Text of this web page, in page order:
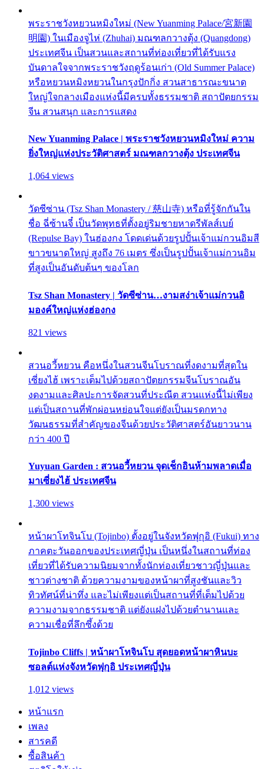
พระราชวังหยวนหมิงใหม่ (New Yuanming Palace/宮新園
明園) ในเมืองจูไห่ (Zhuhai) มณฑลกวางตุ้ง (Quangdong)
ประเทศจีน เป็นสวนและสถานที่ท่องเที่ยวที่ได้รับแรง
บันดาลใจจากพระราชวังฤดูร้อนเก่า (Old Summer Palace)
หรือหยวนหมิงหยวนในกรุงปักกิ่ง สวนสาธารณะขนาด
ใหญ่ใจกลางเมืองแห่งนี้มีครบทั้งธรรมชาติ สถาปัตยกรรม
จีน สวนสนุก และการแสดง
New Yuanming Palace | พระราชวังหยวนหมิงใหม่ ความ
ยิ่งใหญ่แห่งประวัติศาสตร์ มณฑลกวางตุ้ง ประเทศจีน
1,064 views
วัดซีซ่าน (Tsz Shan Monastery / 慈山寺) หรือที่รู้จักกันใน
ชื่อ ฉี่ซ้านจี๋ เป็นวัดพุทธที่ตั้งอยู่ริมชายหาดรีพัลส์เบย์
(Repulse Bay) ในฮ่องกง โดดเด่นด้วยรูปปั้นเจ้าแม่กวนอิมสี
ขาวขนาดใหญ่ สูงถึง 76 เมตร ซึ่งเป็นรูปปั้นเจ้าแม่กวนอิม
ที่สูงเป็นอันดับต้นๆ ของโลก
Tsz Shan Monastery | วัดซีซ่าน…งามสง่าเจ้าแม่กวนอิ
มองค์ใหญ่แห่งฮ่องกง
821 views
สวนอวี้หยวน คือหนึ่งในสวนจีนโบราณที่งดงามที่สุดใน
เซี่ยงไฮ้ เพราะเต็มไปด้วยสถาปัตยกรรมจีนโบราณอัน
งดงามและศิลปะการจัดสวนที่ประณีต สวนแห่งนี้ไม่เพียง
แต่เป็นสถานที่พักผ่อนหย่อนใจแต่ยังเป็นมรดกทาง
วัฒนธรรมที่สำคัญของจีนด้วยประวัติศาสตร์อันยาวนาน
กว่า 400 ปี
Yuyuan Garden : สวนอวี้หยวน จุดเช็กอินห้ามพลาดเมื่อ
มาเซี่ยงไฮ้ ประเทศจีน
1,300 views
หน้าผาโทจินโบ (Tojinbo) ตั้งอยู่ในจังหวัดฟุกุอิ (Fukui) ทาง
ภาคตะวันออกของประเทศญี่ปุ่น เป็นหนึ่งในสถานที่ท่อง
เที่ยวที่ได้รับความนิยมจากทั้งนักท่องเที่ยวชาวญี่ปุ่นและ
ชาวต่างชาติ ด้วยความงามของหน้าผาที่สูงชันและวิว
ทิวทัศน์ที่น่าทึ่ง และไม่เพียงแต่เป็นสถานที่ที่เต็มไปด้วย
ความงามจากธรรมชาติ แต่ยังแฝงไปด้วยตำนานและ
ความเชื่อที่ลึกซึ้งด้วย
Tojinbo Cliffs | หน้าผาโทจินโบ สุดยอดหน้าผาหินบะ
ซอลต์แห่งจังหวัดฟุกุอิ ประเทศญี่ปุ่น
1,012 views
หน้าแรก
เพลง
สารคดี
ซื้อสินค้า